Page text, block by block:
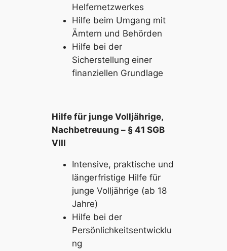
Helfernetzwerkes
Hilfe beim Umgang mit
Ämtern und Behörden
Hilfe bei der
Sicherstellung einer
finanziellen Grundlage
Hilfe für junge Volljährige,
Nachbetreuung – §41 SGB
VIII
Intensive, praktische und
längerfristige Hilfe für
junge Volljährige (ab 18
Jahre)
Hilfe bei der
Persönlichkeitsentwicklu
ng